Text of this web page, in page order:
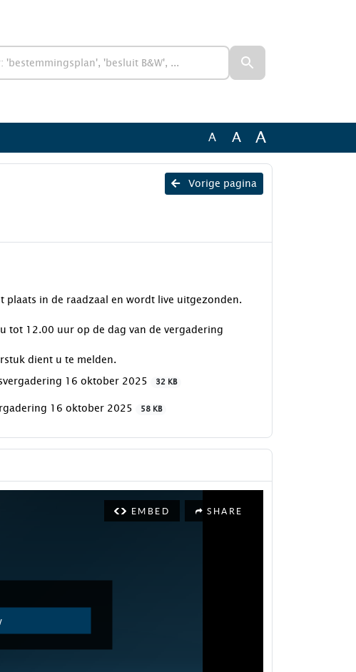
A A A
Vorige pagina
plaats in de raadzaal en wordt live uitgezonden.
tot 12.00 uur op de dag van de vergadering
dient u te melden.
16 oktober 2025 32 KB
16 oktober 2025 58 KB